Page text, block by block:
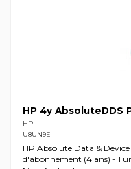
HP 4y AbsoluteDDS
HP
U8UN9E
HP Absolute Data &
d'abonnement (4 ans) - 1